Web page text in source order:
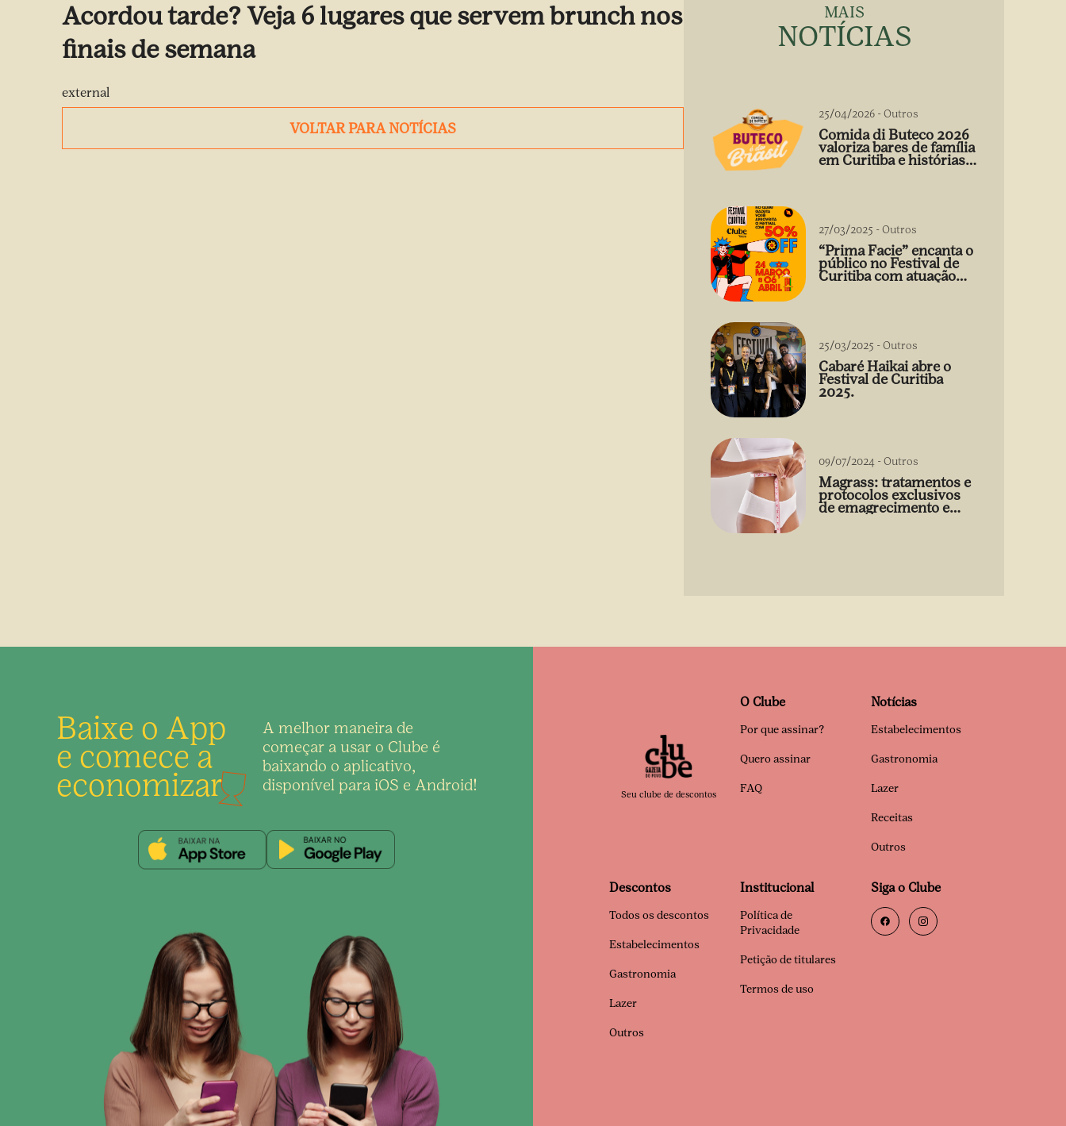
Acordou tarde? Veja 6 lugares que servem brunch nos
finais de semana
external
VOLTAR PARA NOTÍCIAS
MAIS
NOTÍCIAS
25/04/2026 -Outros
Comida di Buteco 2026
valoriza bares de família
em Curitiba e histórias
27/03/2025 -Outros
“Prima Facie” encanta o
público no Festival de
Curitiba com atuação
arrebatadora de Débora
25/03/2025 -Outros
Cabaré Haikai abre o
Festival de Curitiba
2025.
09/07/2024 -Outros
Magrass: tratamentos e
protocolos exclusivos
de emagrecimento e
estética sem uso de
Baixe o App
e comece a
economizar
A melhor maneira de
começar a usar o Clube é
baixando o aplicativo,
disponível para iOS e Android!
Seu clube de descontos
O Clube
Por que assinar?
Quero assinar
FAQ
Notícias
Estabelecimentos
Gastronomia
Lazer
Receitas
Outros
Descontos
Todos os descontos
Estabelecimentos
Gastronomia
Lazer
Outros
Institucional
Política de
Privacidade
Petição de titulares
Termos de uso
Siga o Clube